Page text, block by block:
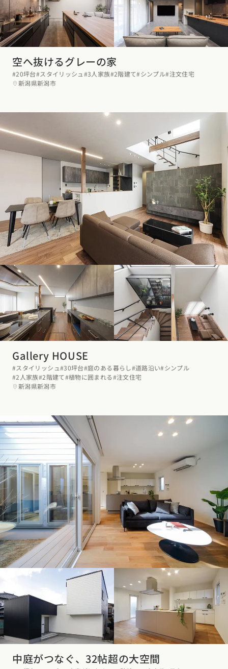
空へ抜けるグレーの家
#20坪台#スタイリッシュ #3人家族#2階建て#シンプル#注文住宅
新潟県新潟市
Gallery HOUSE
#スタイリッシュ#30坪台#庭のある暮らし#道路沿い#シンプル
#2人家族#2階建て#植物に囲まれる#注文住宅
新潟県新潟市
中庭がつなぐ、32帖超の大空間